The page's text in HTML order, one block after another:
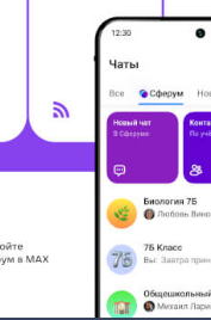
подачи заявок
конкурсе
программ